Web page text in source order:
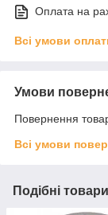
Оплата на
Всі умови
Умови
Повернення
Всі умови
Подібні